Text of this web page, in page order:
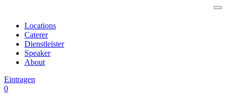
Locations
Caterer
Dienstleister
Speaker
About
Eintragen
0